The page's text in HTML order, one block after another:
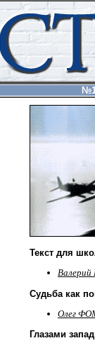
Текст для
Судьба как
Олег
Глазами